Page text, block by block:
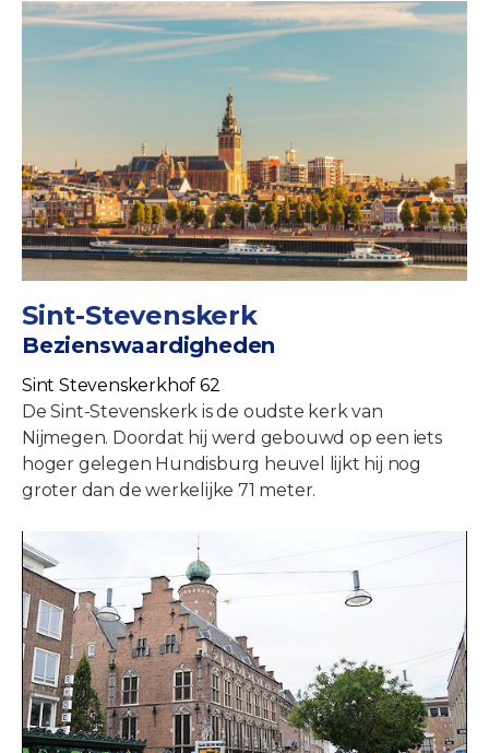
Sint-Stevenskerk
Bezienswaardigheden
Sint Stevenskerkhof 62
De Sint-Stevenskerk is de oudste kerk van
Nijmegen. Doordat hij werd gebouwd op een iets
hoger gelegen Hundisburg heuvel lijkt hij nog
groter dan de werkelijke 71 meter.